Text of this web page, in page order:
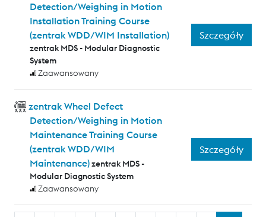
Detection/Weighing in Motion
Installation Training Course
(zentrak WDD/WIM Installation)
zentrak MDS - Modular Diagnostic
System
Zaawansowany
Szczegóły
zentrak Wheel Defect
Detection/Weighing in Motion
Maintenance Training Course
(zentrak WDD/WIM
Maintenance)zentrak MDS -
Modular Diagnostic System
Zaawansowany
Szczegóły